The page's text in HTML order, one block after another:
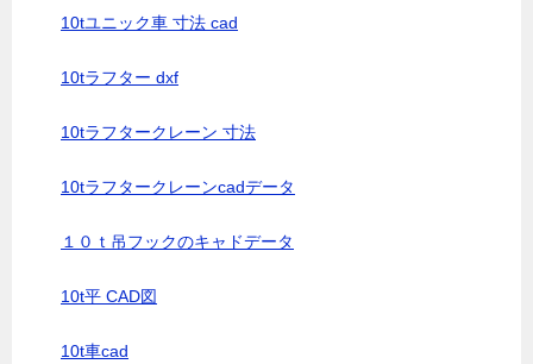
10tユニック車 寸法 cad
10tラフター dxf
10tラフタークレーン 寸法
10tラフタークレーンcadデータ
１０ｔ吊フックのキャドデータ
10t平 CAD図
10t車cad